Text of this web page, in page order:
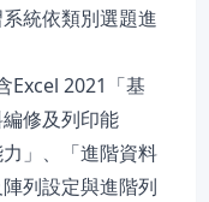
統依類別選題進
Excel 2021「基
修及列印能
」、「進階資料
列設定與進階列